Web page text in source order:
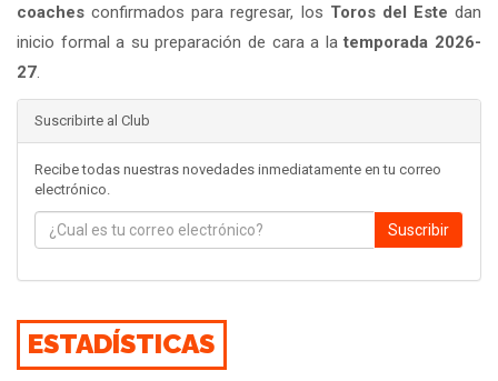
coaches confirmados para regresar, los Toros del Este dan
inicio formal a su preparación de cara a latemporada 2026-
27.
Suscribirte al Club
Recibe todas nuestras novedades inmediatamente en tu correo
electrónico.
Suscribir
ESTADÍSTICAS